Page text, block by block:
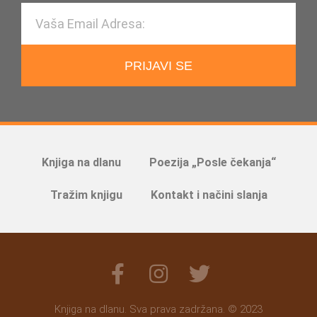
PRIJAVI SE
Knjiga na dlanu Poezija „Posle čekanja“
Tražim knjigu Kontakt i načini slanja
Knjiga na dlanu. Sva prava zadržana. © 2023